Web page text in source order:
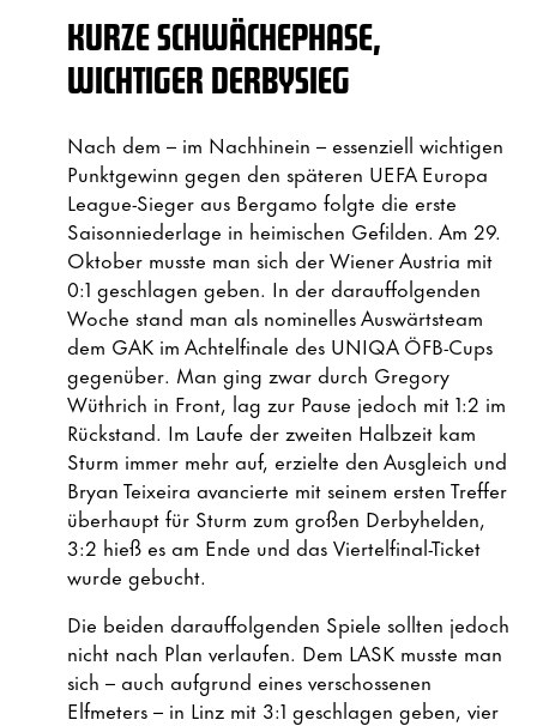
KURZE SCHWÄCHEPHASE,
WICHTIGER DERBYSIEG
Nach dem – im Nachhinein – essenziell wichtigen
Punktgewinn gegen den späteren UEFA Europa
League-Sieger aus Bergamo folgte die erste
Saisonniederlage in heimischen Gefilden. Am 29.
Oktober musste man sich der Wiener Austria mit
0:1 geschlagen geben. In der darauffolgenden
Woche stand man als nominelles Auswärtsteam
dem GAK im Achtelfinale des UNIQA ÖFB-Cups
gegenüber. Man ging zwar durch Gregory
Wüthrich in Front, lag zur Pause jedoch mit 1:2 im
Rückstand. Im Laufe der zweiten Halbzeit kam
Sturm immer mehr auf, erzielte den Ausgleich und
Bryan Teixeira avancierte mit seinem ersten Treffer
überhaupt für Sturm zum großen Derbyhelden,
3:2 hieß es am Ende und das Viertelfinal-Ticket
wurde gebucht.
Die beiden darauffolgenden Spiele sollten jedoch
nicht nach Plan verlaufen. Dem LASK musste man
sich – auch aufgrund eines verschossenen
Elfmeters – in Linz mit 3:1 geschlagen geben, vier